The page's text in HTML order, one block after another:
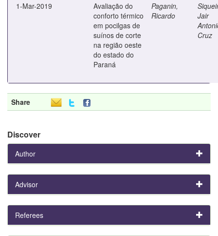
1-Mar-2019
Avaliação do
conforto térmico
em pocilgas de
suínos de corte
na região oeste
do estado do
Paraná
Paganin,
Ricardo
Jair
Cruz
Share
Discover
Author
Advisor
Referees